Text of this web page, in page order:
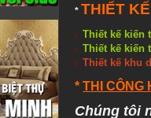
* THIẾT
Thiết kế kiến
Thiết kế kiến
Thiết kế khu
*THI CÔNG
Chúng tôi